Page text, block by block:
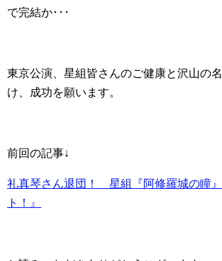
で完結か･･･
東京公演、星組皆さんのご健康と沢山の
け、成功を願います。
前回の記事↓
礼真琴さん退団！ 星組『阿修羅城の瞳
ト！』